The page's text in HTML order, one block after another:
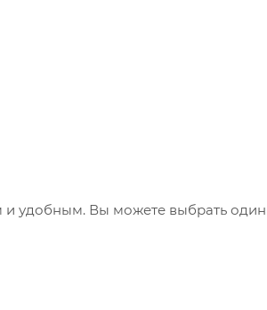
и удобным. Вы можете выбрать